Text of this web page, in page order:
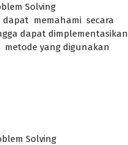
Solving
memahami secara
dapat dimplementasikan
yang digunakan
Solving